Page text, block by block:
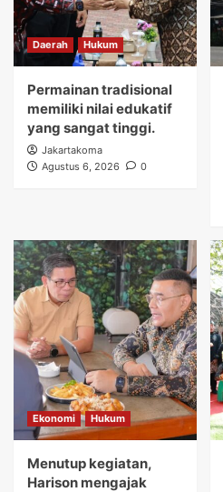
Daerah Hukum
Permainan tradisional
memiliki nilai edukatif
yang sangat tinggi.
Jakartakoma
Agustus 6, 2026
0
Ekonomi Hukum
Menutup kegiatan,
Harison mengajak